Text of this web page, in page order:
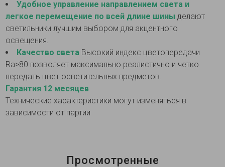
Удобное управление направлением света и
легкое перемещение по всей длине шины делают
светильники лучшим выбором для акцентного
освещения.
Качество света Высокий индекс цветопередачи
Ra>80 позволяет максимально реалистично и четко
передать цвет осветительных предметов.
Гарантия 12 месяцев
Технические характеристики могут изменяться в
зависимости от партии
Просмотренные